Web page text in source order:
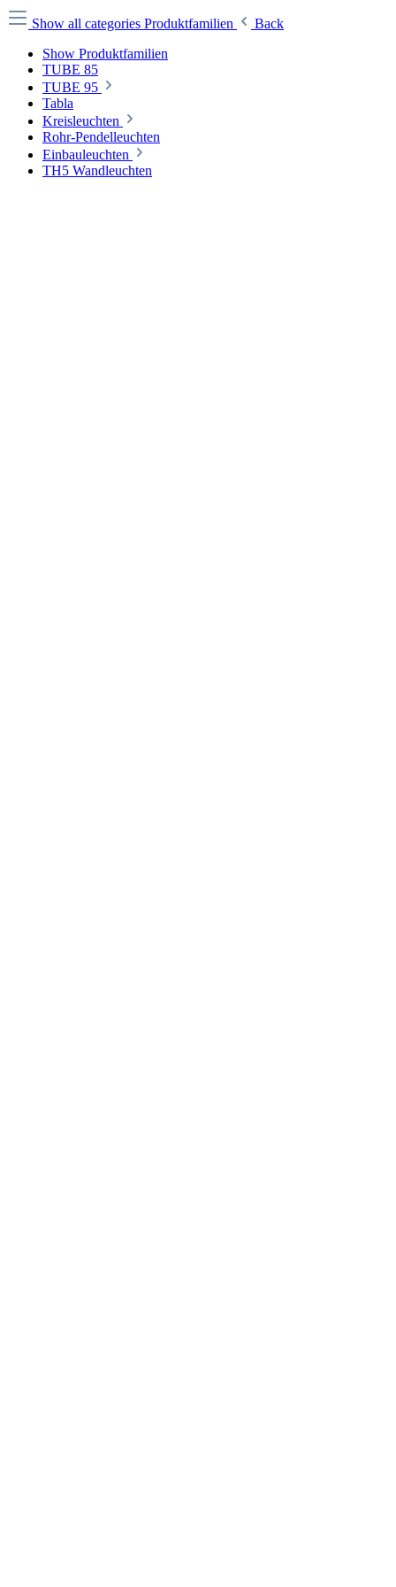
Show all categories Produktfamilien
Back
Show Produktfamilien
TUBE 85
TUBE 95
Tabla
Kreisleuchten
Rohr-Pendelleuchten
Einbauleuchten
TH5 Wandleuchten